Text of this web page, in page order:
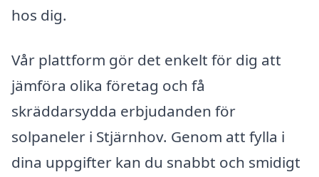
hos dig.
Vår plattform gör det enkelt för dig att
jämföra olika företag och få
skräddarsydda erbjudanden för
solpaneler i Stjärnhov. Genom att fylla i
dina uppgifter kan du snabbt och smidigt